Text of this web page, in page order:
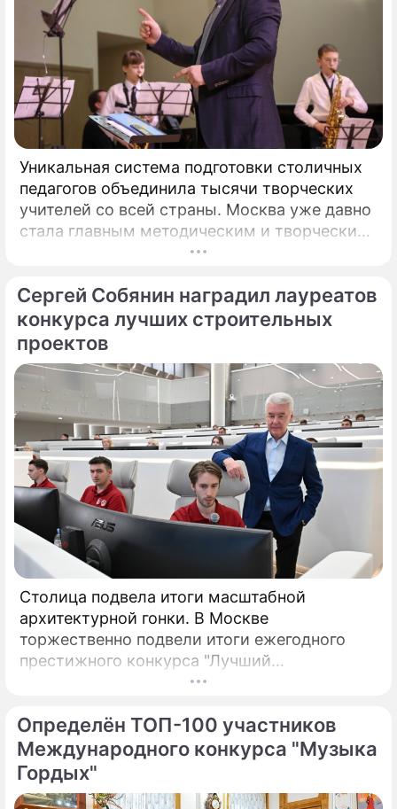
Уникальная система подготовки столичных
педагогов объединила тысячи творческих
учителей со всей страны. Москва уже давно
стала главным методическим и творческим
центром России, где рождаются самые
талантов.
Сергей Собянин наградил лауреатов
конкурса лучших строительных
проектов
Столица подвела итоги масштабной
архитектурной гонки. В Москве
торжественно подвели итоги ежегодного
престижного конкурса "Лучший
реализованный проект в области
Определён ТОП-100 участников
Международного конкурса "Музыка
Гордых"